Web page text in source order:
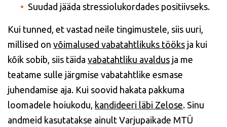
Suudad jääda stressiolukordades positiivseks.
Kui tunned, et vastad neile tingimustele, siis uuri,
millised on võimalused vabatahtlikuks tööks ja kui
kõik sobib, siis täida vabatahtliku avaldus ja me
teatame sulle järgmise vabatahtlike esmase
juhendamise aja. Kui soovid hakata pakkuma
loomadele hoiukodu, kandideeri läbi Zelose. Sinu
andmeid kasutatakse ainult Varjupaikade MTÜ